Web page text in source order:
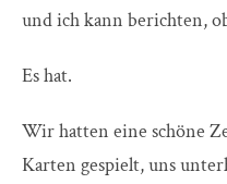
und ich kann berichten,
Es hat.
Wir hatten eine schöne
Karten gespielt, uns